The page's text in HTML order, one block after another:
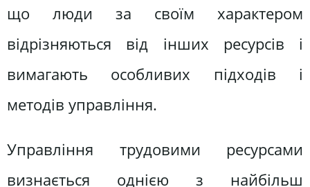
що люди за своїм характером
відрізняються від інших ресурсів і
вимагають особливих підходів і
методів управління.
Управління трудовими ресурсами
визнається однією з найбільш